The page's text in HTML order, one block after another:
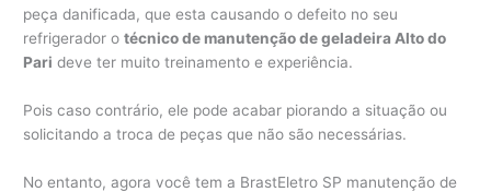
peça danificada, que esta causando o defeito no seu
refrigerador otécnico de manutenção de geladeira Alto do
Pari deve ter muito treinamento e experiência.
Pois caso contrário, ele pode acabar piorando a situação ou
solicitando a troca de peças que não são necessárias.
No entanto, agora você tem a BrastEletro SP manutenção de